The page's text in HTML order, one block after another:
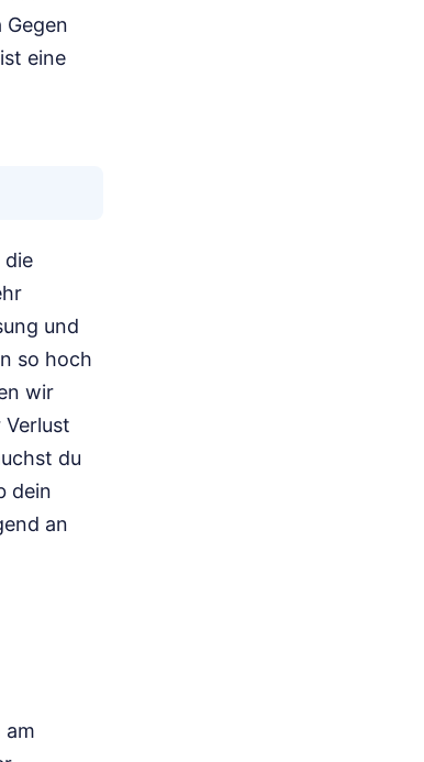
eine
die
und
so hoch
wir
du
dein
an
am